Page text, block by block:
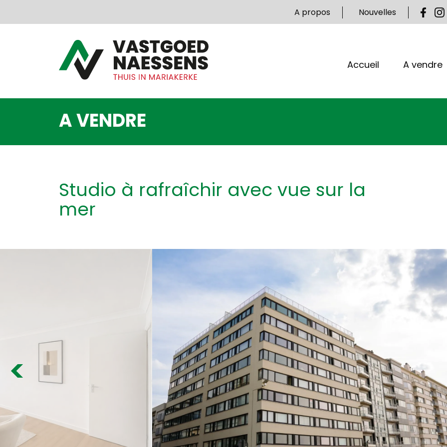
A propos Nouvelles
Accueil A vendre
A VENDRE
Studio à rafraîchir avec vue sur la
mer
Previous